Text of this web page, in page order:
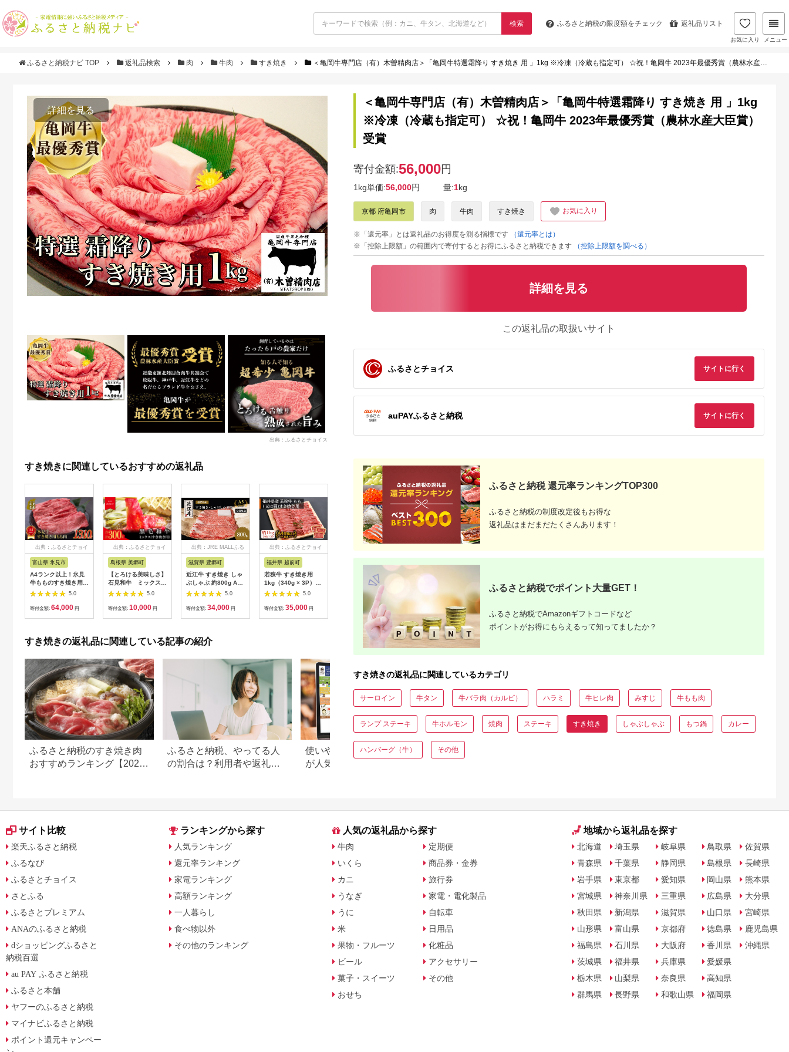
検索 ふるさと納税の限度額をチェック 返礼品リスト
お気に入り メニュー
ふるさと納税ナビ TOP 返礼品検索 肉 牛肉 すき焼き ＜亀岡牛専門店（有）木曽精肉店＞「亀岡牛特選霜降り すき焼き 用 」1kg ※冷凍（冷蔵も指定可） ☆祝！亀岡牛 2023年最優秀賞（農林水産大臣賞）受賞
詳細を見る
出典：ふるさとチョイス
すき焼きに関連しているおすすめの返礼品
出典：ふるさとチョイ
富山県 氷見市
A4ランク以上！氷見
牛もものすき焼き用肉
1310g 〈冷凍〉5.0
寄付金額: 64,000 円
出典：ふるさとチョイ
島根県 美郷町
【とろける美味しさ】
石見和牛 ミックスす
き焼き用 300g5.0
寄付金額: 10,000 円
出典：JRE MALLふる
滋賀県 豊郷町
近江牛 すき焼き しゃ
ぶしゃぶ 約800g A5
モモ サーロイン リブ
ロース 肉の千石屋 黒
毛和牛
5.0
寄付金額: 34,000 円
出典：ふるさとチョイ
福井県 越前町
若狭牛 すき焼き用
1kg（340g × 3P）福
井県産 牛もも（又は
肩）A4等級 以上を厳
選！（牛脂付き）【牛
5.0
寄付金額: 35,000 円
福島牛赤身すき焼き用
5.0
34,000
北海道産 星空の黒牛
リブロース 牛肉 すき
焼き用 300g 【 肉 に
く ニク 牛肉 牛肉赤身
赤身 牛肉セット バー
ベキュー 冷凍牛肉 贅
沢牛肉 国産牛肉 北海
道産牛肉 道産牛肉 簡
単 お手軽 特製牛肉 標
茶町 北海道 】
12,000円
届け】佐賀牛 すき焼
き・佐賀県産黒毛和牛
[HAD143]
5.0
A5】能登牛 モモバラ
すき焼き・しゃぶしゃ
すき焼きの返礼品に関連している記事の紹介
ふるさと納税のすき焼き肉
おすすめランキング【2026
ふるさと納税、やってる人
の割合は？利用者や返礼品
使いやすさやキャンペーン
が人気！さとふるの魅力を
【2026年】ふるさと納税
＜亀岡牛専門店（有）木曽精肉店＞「亀岡牛特選霜降り すき焼き 用 」1kg
※冷凍（冷蔵も指定可） ☆祝！亀岡牛 2023年最優秀賞（農林水産大臣賞）
受賞
寄付金額:56,000円
1kg単価:56,000円 量:1kg
京都 府亀岡市 肉 牛肉 すき焼き お気に入り
※「還元率」とは返礼品のお得度を測る指標です
（還元率とは）
※「控除上限額」の範囲内で寄付するとお得にふるさと納税できます
（控除上限額を調べる）
詳細を見る
この返礼品の取扱いサイト
ふるさとチョイス サイトに行く
auPAYふるさと納税 サイトに行く
ふるさと納税 還元率ランキングTOP300
ふるさと納税の制度改定後もお得な
返礼品はまだまだたくさんあります！
ふるさと納税でポイント大量GET！
ふるさと納税でAmazonギフトコードなど
ポイントがお得にもらえるって知ってましたか？
すき焼きの返礼品に関連しているカテゴリ
サーロイン 牛タン 牛バラ肉（カルビ） ハラミ 牛ヒレ肉 みすじ 牛もも肉
ランプ ステーキ 牛ホルモン 焼肉 ステーキ すき焼き しゃぶしゃぶ もつ鍋 カレー
ハンバーグ（牛） その他
サイト比較
楽天ふるさと納税
ふるなび
ふるさとチョイス
さとふる
ふるさとプレミアム
ANAのふるさと納税
dショッピングふるさと
納税百選
au PAY ふるさと納税
ふるさと本舗
ヤフーのふるさと納税
マイナビふるさと納税
ポイント還元キャンペー
ランキングから探す
人気ランキング
還元率ランキング
家電ランキング
高額ランキング
一人暮らし
食べ物以外
その他のランキング
人気の返礼品から探す
牛肉
いくら
カニ
うなぎ
うに
米
果物・フルーツ
ビール
菓子・スイーツ
おせち
定期便
商品券・金券
旅行券
家電・電化製品
自転車
日用品
化粧品
アクセサリー
その他
地域から返礼品を探す
北海道
青森県
岩手県
宮城県
秋田県
山形県
福島県
茨城県
栃木県
群馬県
埼玉県
千葉県
東京都
神奈川県
新潟県
富山県
石川県
福井県
山梨県
長野県
岐阜県
静岡県
愛知県
三重県
滋賀県
京都府
大阪府
兵庫県
奈良県
和歌山県
鳥取県
島根県
岡山県
広島県
山口県
徳島県
香川県
愛媛県
高知県
福岡県
佐賀県
長崎県
熊本県
大分県
宮崎県
鹿児島県
沖縄県